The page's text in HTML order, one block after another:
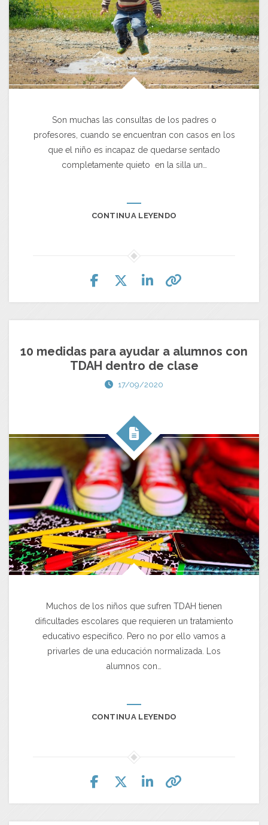
Son muchas las consultas de los padres o
profesores, cuando se encuentran con casos en los
que el niño es incapaz de quedarse sentado
completamente quieto en la silla un…
CONTINUA LEYENDO
10 medidas para ayudar a alumnos con
TDAH dentro de clase
17/09/2020
Muchos de los niños que sufren TDAH tienen
dificultades escolares que requieren un tratamiento
educativo específico. Pero no por ello vamos a
privarles de una educación normalizada. Los
alumnos con…
CONTINUA LEYENDO